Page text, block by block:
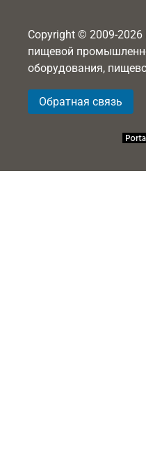
Copyright © 2009-2026
пищевой
оборудования,
Обратная связь